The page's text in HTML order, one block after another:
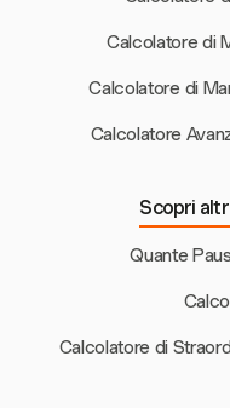
Calcolatore di
Calcolatore di
Calcolatore
Scopri
Quante
Calcolatore di